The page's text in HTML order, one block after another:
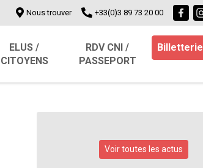
Nous trouver +33(0)3 89 73 20 00
ELUS /
CITOYENS
RDV CNI /
PASSEPORT
Billetterie
Voir toutes les actus